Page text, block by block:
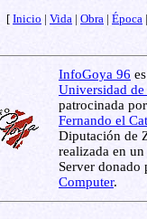
[ Inicio | Vida | Obra | Época
InfoGoya 96
Universidad de
patrocinada
Fernando el
Diputación de
realizada en
Server donado
Computer.